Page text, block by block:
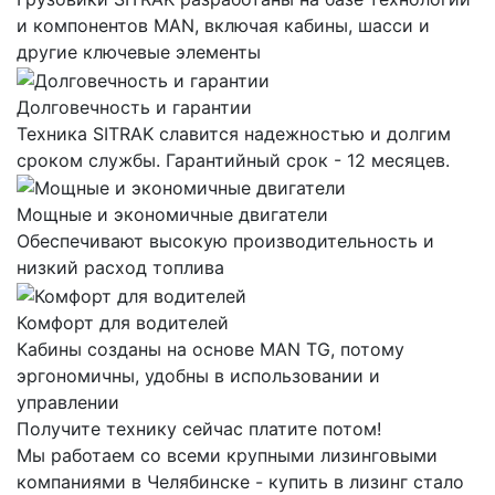
и компонентов MAN, включая кабины, шасси и
другие ключевые элементы
Долговечность и гарантии
Техника SITRAK славится надежностью и долгим
сроком службы. Гарантийный срок - 12 месяцев.
Мощные и экономичные двигатели
Обеспечивают высокую производительность и
низкий расход топлива
Комфорт для водителей
Кабины созданы на основе MAN TG, потому
эргономичны, удобны в использовании и
управлении
Получите технику сейчас платите потом!
Мы работаем со всеми крупными лизинговыми
компаниями в Челябинске - купить в лизинг стало